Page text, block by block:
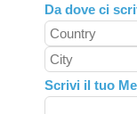
Da dove ci
Scrivi il tuo